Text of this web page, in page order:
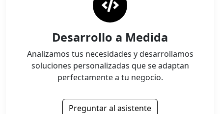
Desarrollo a Medida
Analizamos tus necesidades y desarrollamos
soluciones personalizadas que se adaptan
perfectamente a tu negocio.
Preguntar al asistente